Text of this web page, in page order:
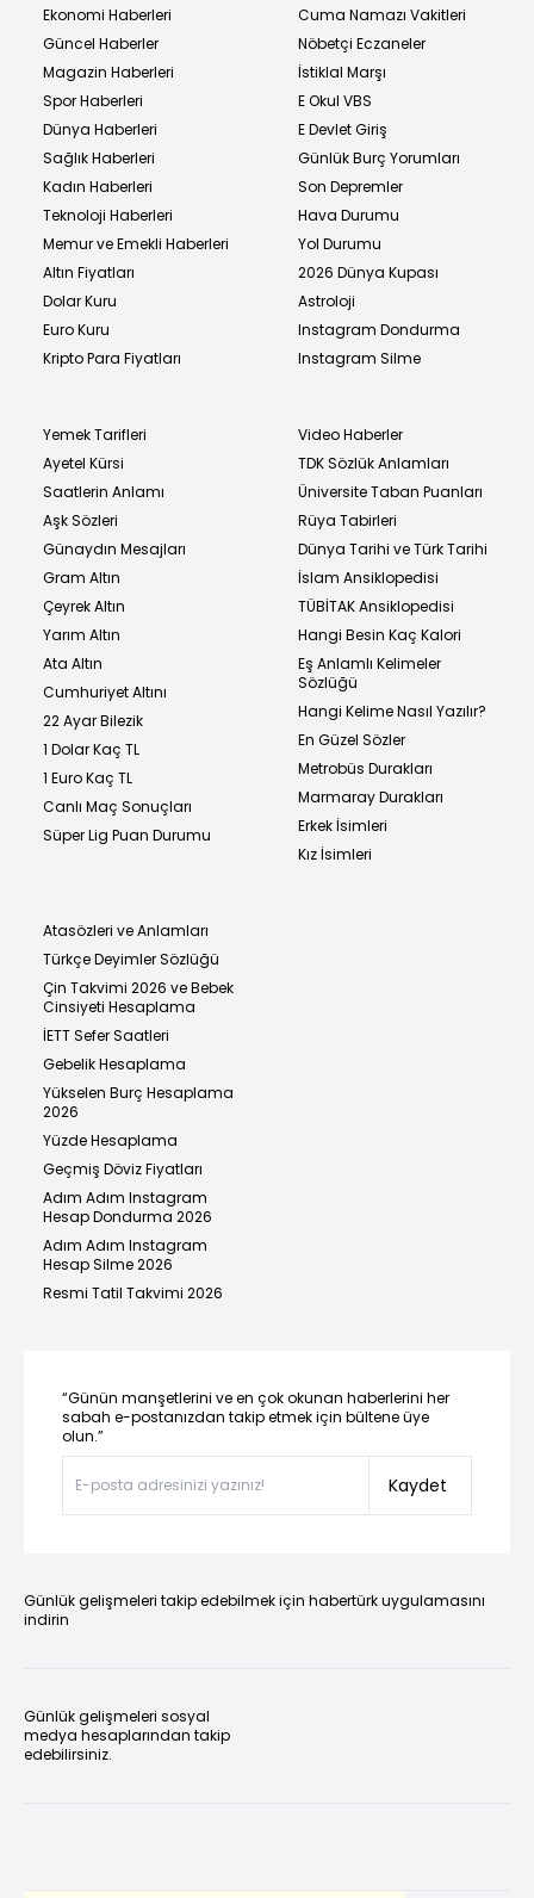
Ekonomi Haberleri
Güncel Haberler
Magazin Haberleri
Spor Haberleri
Dünya Haberleri
Sağlık Haberleri
Kadın Haberleri
Teknoloji Haberleri
Memur ve Emekli Haberleri
Altın Fiyatları
Dolar Kuru
Euro Kuru
Kripto Para Fiyatları
Cuma Namazı Vakitleri
Nöbetçi Eczaneler
İstiklal Marşı
E Okul VBS
E Devlet Giriş
Günlük Burç Yorumları
Son Depremler
Hava Durumu
Yol Durumu
2026 Dünya Kupası
Astroloji
Instagram Dondurma
Instagram Silme
Yemek Tarifleri
Ayetel Kürsi
Saatlerin Anlamı
Aşk Sözleri
Günaydın Mesajları
Gram Altın
Çeyrek Altın
Yarım Altın
Ata Altın
Cumhuriyet Altını
22 Ayar Bilezik
1 Dolar Kaç TL
1 Euro Kaç TL
Canlı Maç Sonuçları
Süper Lig Puan Durumu
Video Haberler
TDK Sözlük Anlamları
Üniversite Taban Puanları
Rüya Tabirleri
Dünya Tarihi ve Türk Tarihi
İslam Ansiklopedisi
TÜBİTAK Ansiklopedisi
Hangi Besin Kaç Kalori
Eş Anlamlı Kelimeler
Sözlüğü
Hangi Kelime Nasıl Yazılır?
En Güzel Sözler
Metrobüs Durakları
Marmaray Durakları
Erkek İsimleri
Kız İsimleri
Atasözleri ve Anlamları
Türkçe Deyimler Sözlüğü
Çin Takvimi 2026 ve Bebek
Cinsiyeti Hesaplama
İETT Sefer Saatleri
Gebelik Hesaplama
Yükselen Burç Hesaplama
2026
Yüzde Hesaplama
Geçmiş Döviz Fiyatları
Adım Adım Instagram
Hesap Dondurma 2026
Adım Adım Instagram
Hesap Silme 2026
Resmi Tatil Takvimi 2026
“Günün manşetlerini ve en çok okunan haberlerini her
sabah e-postanızdan takip etmek için bültene üye
olun.”
Kaydet
Günlük gelişmeleri takip edebilmek için habertürk uygulamasını
indirin
Günlük gelişmeleri sosyal
medya hesaplarından takip
edebilirsiniz.